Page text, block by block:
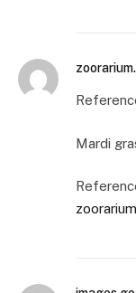
Mardi